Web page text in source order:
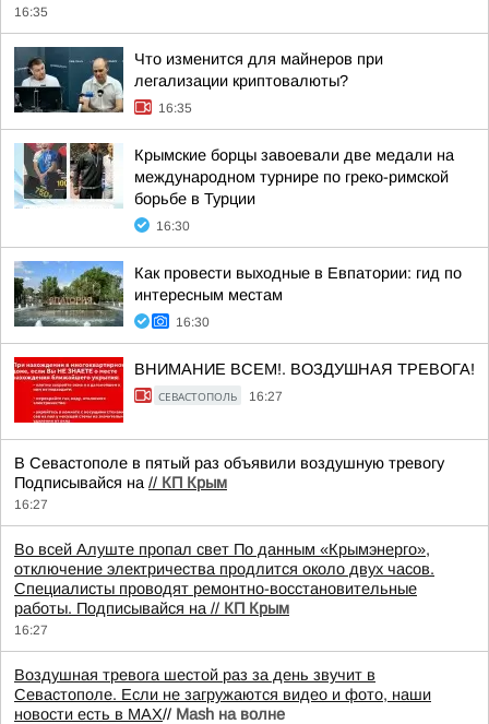
16:35
Что изменится для майнеров при
легализации криптовалюты?
16:35
Крымские борцы завоевали две медали на
международном турнире по греко-римской
борьбе в Турции
16:30
Как провести выходные в Евпатории: гид по
интересным местам
16:30
ВНИМАНИЕ ВСЕМ!. ВОЗДУШНАЯ ТРЕВОГА!
СЕВАСТОПОЛЬ 16:27
В Севастополе в пятый раз объявили воздушную тревогу
Подписывайся на // КП Крым
16:27
Во всей Алуште пропал свет По данным «Крымэнерго»,
отключение электричества продлится около двух часов.
Специалисты проводят ремонтно-восстановительные
работы. Подписывайся на // КП Крым
16:27
Воздушная тревога шестой раз за день звучит в
Севастополе. Если не загружаются видео и фото, наши
новости есть в MAX// Mash на волне